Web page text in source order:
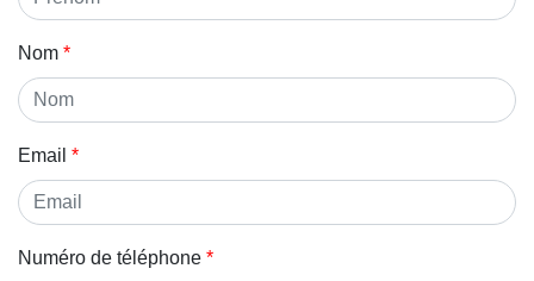
Nom
Email
Numéro de téléphone